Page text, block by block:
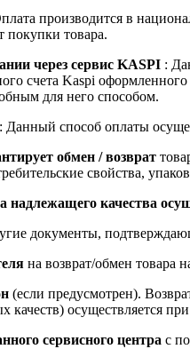
производится в
товара.
через сервис KASPI :
счета Kaspi
для него способом.
: Данный способ оплаты
обмен / возврат
свойства,
надлежащего качества
документы,
на возврат/обмен товара
(если предусмотрен).
качеств) осуществляется
сервисного центра с